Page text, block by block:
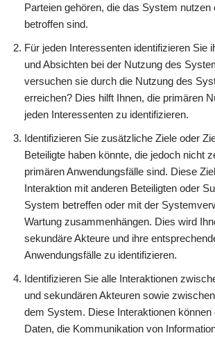
Parteien gehören, die das System nutzen
betroffen sind.
Für jeden Interessenten identifizieren Sie
und Absichten bei der Nutzung des
versuchen sie durch die Nutzung des
erreichen? Dies hilft Ihnen, die primären
jeden Interessenten zu identifizieren.
Identifizieren Sie zusätzliche Ziele oder
Beteiligte haben könnte, die jedoch nicht
primären Anwendungsfälle sind. Diese
Interaktion mit anderen Beteiligten oder
System betreffen oder mit der
Wartung zusammenhängen. Dies wird
sekundäre Akteure und ihre
Anwendungsfälle zu identifizieren.
Identifizieren Sie alle Interaktionen
und sekundären Akteuren sowie
dem System. Diese Interaktionen können
Daten, die Kommunikation von